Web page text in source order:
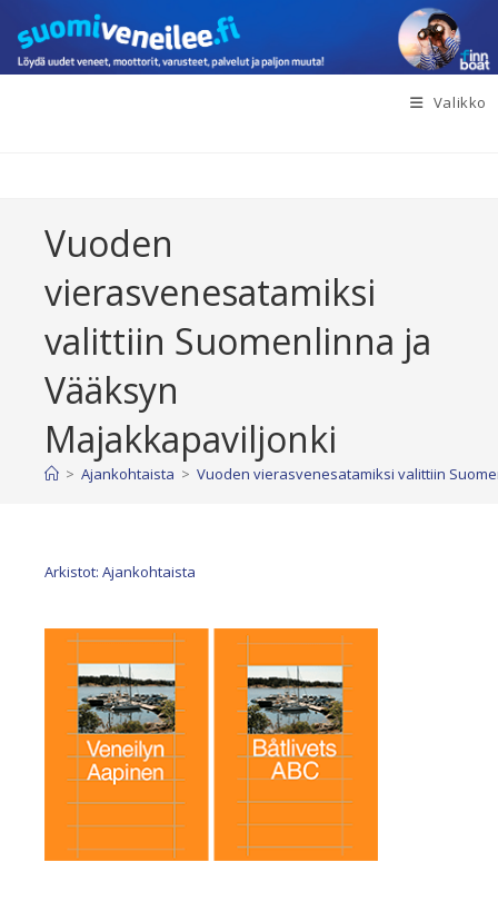
suoraan
sisältöön
Valikko
Vuoden
vierasvenesatamiksi
valittiin Suomenlinna ja
Vääksyn
Majakkapaviljonki
> Ajankohtaista > Vuoden vierasvenesatamiksi valittiin
Arkistot: Ajankohtaista